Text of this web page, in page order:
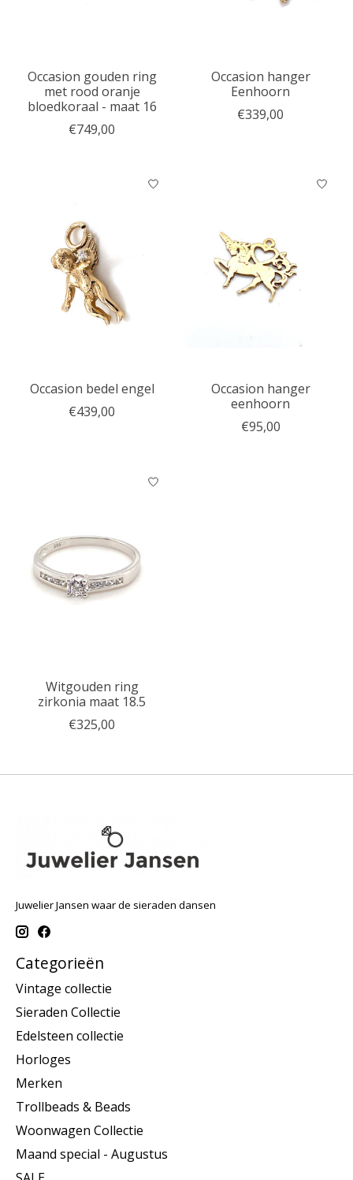
Occasion gouden ring
met rood oranje
bloedkoraal - maat 16
€749,00
Occasion hanger
Eenhoorn
€339,00
Occasion bedel engel
€439,00
Occasion hanger
eenhoorn
€95,00
Witgouden ring
zirkonia maat 18.5
€325,00
Juwelier Jansen waar de sieraden dansen
Categorieën
Vintage collectie
Sieraden Collectie
Edelsteen collectie
Horloges
Merken
Trollbeads & Beads
Woonwagen Collectie
Maand special - Augustus